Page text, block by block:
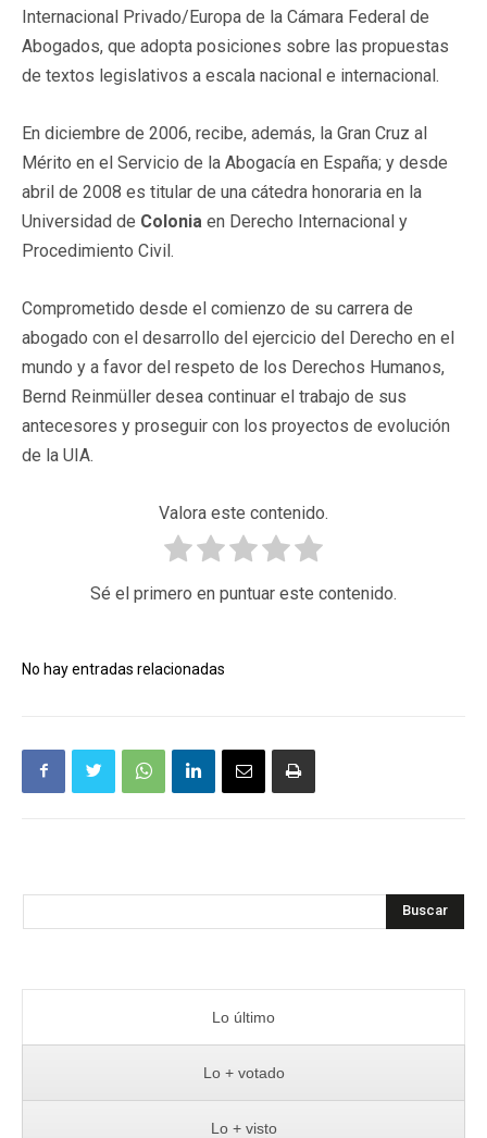
Internacional Privado/Europa de la Cámara Federal de
Abogados, que adopta posiciones sobre las propuestas
de textos legislativos a escala nacional e internacional.
En diciembre de 2006, recibe, además, la Gran Cruz al
Mérito en el Servicio de la Abogacía en España; y desde
abril de 2008 es titular de una cátedra honoraria en la
Universidad de Colonia en Derecho Internacional y
Procedimiento Civil.
Comprometido desde el comienzo de su carrera de
abogado con el desarrollo del ejercicio del Derecho en el
mundo y a favor del respeto de los Derechos Humanos,
Bernd Reinmüller desea continuar el trabajo de sus
antecesores y proseguir con los proyectos de evolución
de la UIA.
Valora este contenido.
Sé el primero en puntuar este contenido.
No hay entradas relacionadas
Buscar
Lo último
Lo + votado
Lo + visto